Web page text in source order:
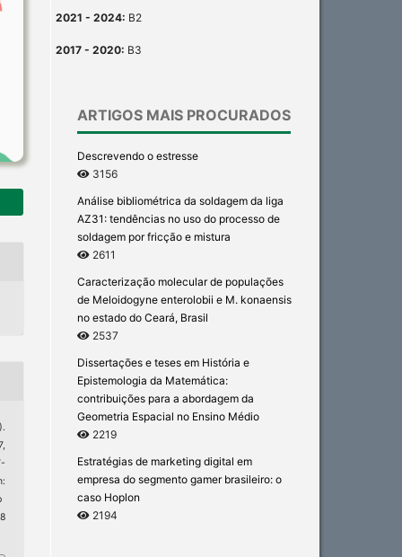
2021 - 2024: B2
2017 - 2020: B3
ARTIGOS MAIS PROCURADOS
Descrevendo o estresse
3156
Análise bibliométrica da soldagem da liga
AZ31: tendências no uso do processo de
soldagem por fricção e mistura
2611
Caracterização molecular de populações
de Meloidogyne enterolobii e M. konaensis
no estado do Ceará, Brasil
2537
Dissertações e teses em História e
Epistemologia da Matemática:
contribuições para a abordagem da
Geometria Espacial no Ensino Médio
2219
Estratégias de marketing digital em
empresa do segmento gamer brasileiro: o
caso Hoplon
2194